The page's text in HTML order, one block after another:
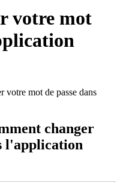
votre mot
votre mot de passe dans
changer
l'application